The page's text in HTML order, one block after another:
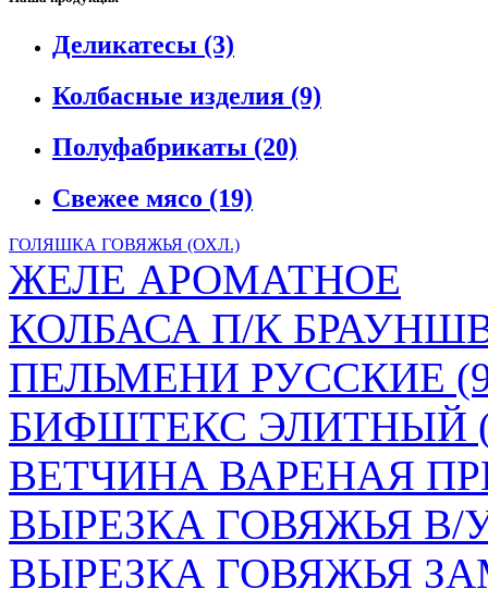
Деликатесы (3)
Колбасные изделия (9)
Полуфабрикаты (20)
Свежее мясо (19)
ГОЛЯШКА ГОВЯЖЬЯ (ОХЛ.)
ЖЕЛЕ АРОМАТНОЕ
КОЛБАСА П/К
ПЕЛЬМЕНИ РУССКИЕ
БИФШТЕКС ЭЛИТНЫЙ
ВЕТЧИНА ВАРЕНАЯ
ВЫРЕЗКА ГОВЯЖЬЯ В/
ВЫРЕЗКА ГОВЯЖЬЯ